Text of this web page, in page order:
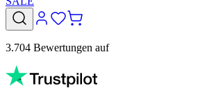
3.704 Bewertungen auf